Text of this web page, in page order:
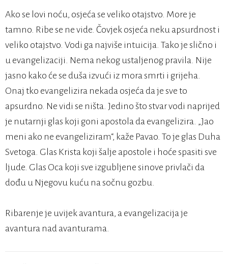
Ako se lovi noću, osjeća se veliko otajstvo. More je
tamno. Ribe se ne vide. Čovjek osjeća neku apsurdnost i
veliko otajstvo. Vodi ga najviše intuicija. Tako je slično i
u evangelizaciji. Nema nekog ustaljenog pravila. Nije
jasno kako će se duša izvući iz mora smrti i grijeha.
Onaj tko evangelizira nekada osjeća da je sve to
apsurdno. Ne vidi se ništa. Jedino što stvar vodi naprijed
je nutarnji glas koji goni apostola da evangelizira. „Jao
meni ako ne evangeliziram“, kaže Pavao. To je glas Duha
Svetoga. Glas Krista koji šalje apostole i hoće spasiti sve
ljude. Glas Oca koji sve izgubljene sinove privlači da
dođu u Njegovu kuću na sočnu gozbu.
Ribarenje je uvijek avantura, a evangelizacija je
avantura nad avanturama.